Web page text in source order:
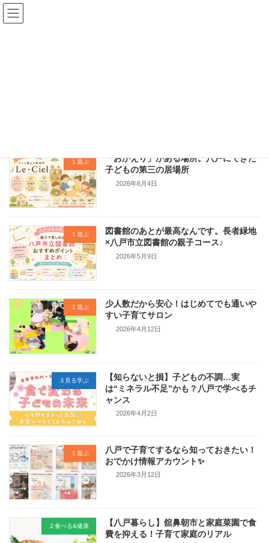
コ
ン
テ
ナ
ビ
ゲ
１遊ぶ
「おかえり」がある場所。八戸にできた
子どもの第三の居場所
2026年6月4日
１遊ぶ
図書館のあとが最高なんです。長者緑地
×八戸市立図書館の親子コース♪
2026年5月9日
１遊ぶ
少人数だから安心！はじめてでも通いや
すい子育てサロン
2026年4月12日
３見る学ぶ
【知らないと損】子どもの不調…実
は“ミネラル不足”かも？八戸で学べるチ
ャンス
2026年4月2日
１遊ぶ
八戸で子育てするなら知っておきたい！
おでかけ情報アカウント✨
2026年3月12日
２食べる&健康
【八戸暮らし】舘鼻朝市と家庭菜園で食
費を抑える！子育て家庭のリアル